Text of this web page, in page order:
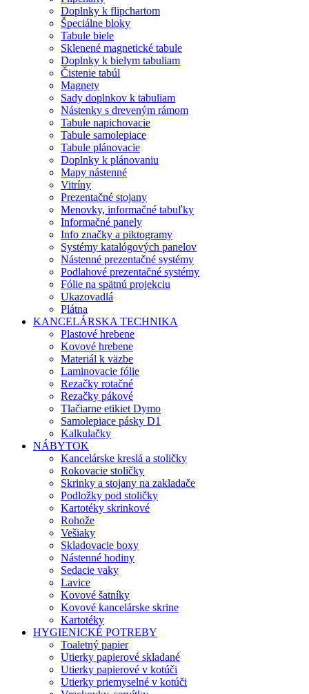
Doplnky k flipchartom
Špeciálne bloky
Tabule biele
Sklenené magnetické tabule
Doplnky k bielym tabuliam
Čistenie tabúl
Magnety
Sady doplnkov k tabuliam
Nástenky s dreveným rámom
Tabule napichovacie
Tabule samolepiace
Tabule plánovacie
Doplnky k plánovaniu
Mapy nástenné
Vitríny
Prezentačné stojany
Menovky, informačné tabuľky
Informačné panely
Info značky a piktogramy
Systémy katalógových panelov
Nástenné prezentačné systémy
Podlahové prezentačné systémy
Fólie na spätnú projekciu
Ukazovadlá
Plátna
KANCELÁRSKA TECHNIKA
Plastové hrebene
Kovové hrebene
Materiál k väzbe
Laminovacie fólie
Rezačky rotačné
Rezačky pákové
Tlačiarne etikiet Dymo
Samolepiace pásky D1
Kalkulačky
NÁBYTOK
Kancelárske kreslá a stoličky
Rokovacie stoličky
Skrinky a stojany na zakladače
Podložky pod stoličky
Kartotéky skrinkové
Rohože
Vešiaky
Skladovacie boxy
Nástenné hodiny
Sedacie vaky
Lavice
Kovové šatníky
Kovové kancelárske skrine
Kartotéky
HYGIENICKÉ POTREBY
Toaletný papier
Utierky papierové skladané
Utierky papierové v kotúči
Utierky priemyselné v kotúči